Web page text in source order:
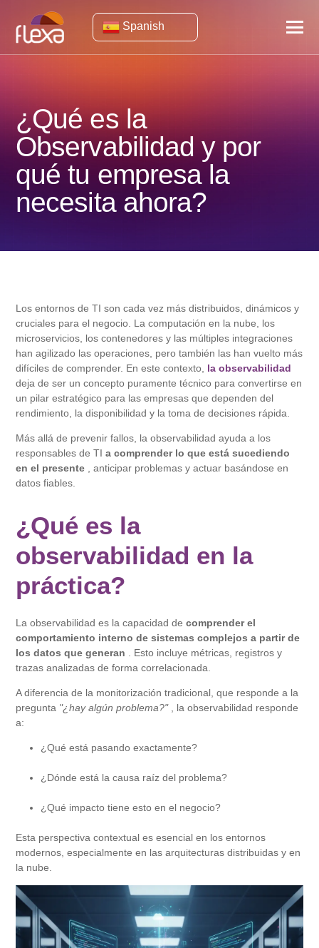
Spanish
¿Qué es la
Observabilidad y por
qué tu empresa la
necesita ahora?
Los entornos de TI son cada vez más distribuidos, dinámicos y
cruciales para el negocio. La computación en la nube, los
microservicios, los contenedores y las múltiples integraciones
han agilizado las operaciones, pero también las han vuelto más
difíciles de comprender. En este contexto, la observabilidad
deja de ser un concepto puramente técnico para convertirse en
un pilar estratégico para las empresas que dependen del
rendimiento, la disponibilidad y la toma de decisiones rápida.
Más allá de prevenir fallos, la observabilidad ayuda a los
responsables de TIa comprender lo que está sucediendo
en el presente , anticipar problemas y actuar basándose en
datos fiables.
¿Qué es la
observabilidad en la
práctica?
La observabilidad es la capacidad decomprender el
comportamiento interno de sistemas complejos a partir de
los datos que generan . Esto incluye métricas, registros y
trazas analizadas de forma correlacionada.
A diferencia de la monitorización tradicional, que responde a la
pregunta "¿hay algún problema?", la observabilidad responde
a:
¿Qué está pasando exactamente?
¿Dónde está la causa raíz del problema?
¿Qué impacto tiene esto en el negocio?
Esta perspectiva contextual es esencial en los entornos
modernos, especialmente en las arquitecturas distribuidas y en
la nube.